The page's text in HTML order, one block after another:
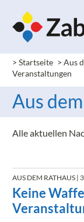
> Startseite > Aus
Veranstaltungen
Aus
Alle aktuellen
AUS DEM RATHAUS |
Keine